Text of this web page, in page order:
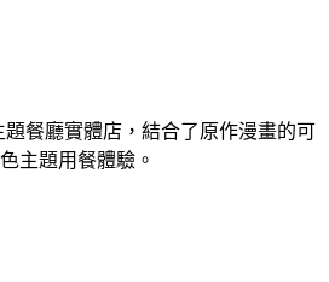
餐廳實體店，結合了原作漫畫的可
主題用餐體驗。